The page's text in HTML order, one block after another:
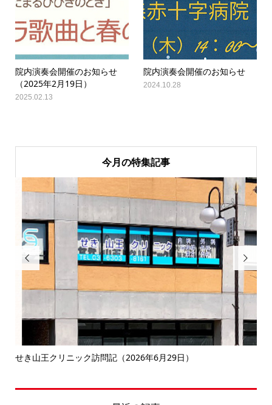
院内演奏会開催のお知らせ
（2025年2月19日）
2025.02.13
院内演奏会開催のお知らせ
2024.10.28
今月の特集記事

せき山王クリニック訪問記（2026年6月29日）
